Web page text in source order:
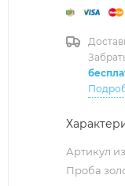
Артикул
Проба